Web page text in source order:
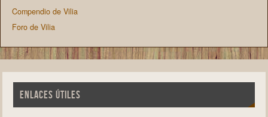
Compendio de Vilia
Foro de Vilia
ENLACES ÚTILES